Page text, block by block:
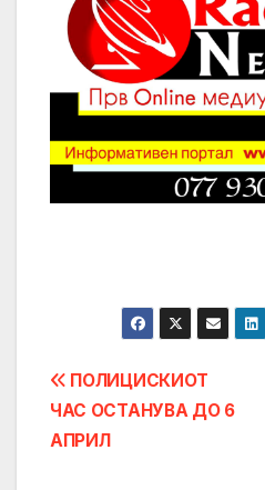
Post
navigation
ПОЛИЦИСКИОТ
ЧАС ОСТАНУВА ДО 6
АПРИЛ